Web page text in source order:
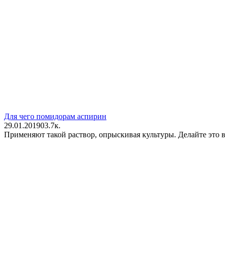
Для чего помидорам аспирин
29.01.201903.7к.
Применяют такой раствор, опрыскивая культуры. Делайте